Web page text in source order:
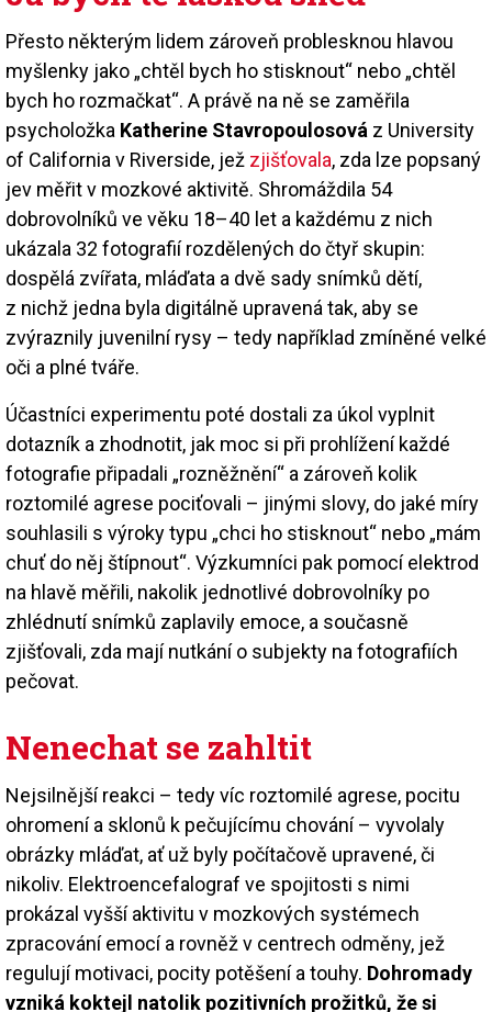
Přesto některým lidem zároveň problesknou hlavou
myšlenky jako „chtěl bych ho stisknout“ nebo „chtěl
bych ho rozmačkat“. A právě na ně se zaměřila
psycholožka Katherine Stavropoulosová z University
of California v Riverside, jež zjišťovala, zda lze popsaný
jev měřit v mozkové aktivitě. Shromáždila 54
dobrovolníků ve věku 18–40 let a každému z nich
ukázala 32 fotografií rozdělených do čtyř skupin:
dospělá zvířata, mláďata a dvě sady snímků dětí,
z nichž jedna byla digitálně upravená tak, aby se
zvýraznily juvenilní rysy – tedy například zmíněné velké
oči a plné tváře.
Účastníci experimentu poté dostali za úkol vyplnit
dotazník a zhodnotit, jak moc si při prohlížení každé
fotografie připadali „rozněžnění“ a zároveň kolik
roztomilé agrese pociťovali – jinými slovy, do jaké míry
souhlasili s výroky typu „chci ho stisknout“ nebo „mám
chuť do něj štípnout“. Výzkumníci pak pomocí elektrod
na hlavě měřili, nakolik jednotlivé dobrovolníky po
zhlédnutí snímků zaplavily emoce, a současně
zjišťovali, zda mají nutkání o subjekty na fotografiích
pečovat.
Nenechat se zahltit
Nejsilnější reakci – tedy víc roztomilé agrese, pocitu
ohromení a sklonů k pečujícímu chování – vyvolaly
obrázky mláďat, ať už byly počítačově upravené, či
nikoliv. Elektroencefalograf ve spojitosti s nimi
prokázal vyšší aktivitu v mozkových systémech
zpracování emocí a rovněž v centrech odměny, jež
regulují motivaci, pocity potěšení a touhy. Dohromady
vzniká koktejl natolik pozitivních prožitků, že si